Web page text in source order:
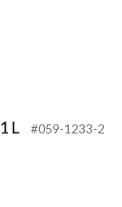
L #059-1233-2